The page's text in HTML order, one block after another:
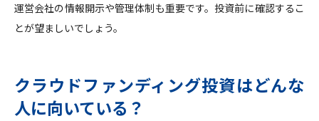
運営会社の情報開示や管理体制も重要です。投資前に確認するこ
とが望ましいでしょう。
クラウドファンディング投資はどんな
人に向いている？